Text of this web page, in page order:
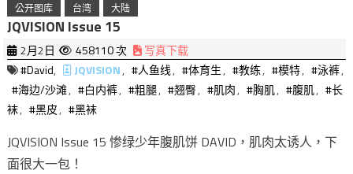
公开图库 台湾 大陆
JQVISION Issue 15
2月2日 458110 次
写真下载
#David, JQVISION, #人鱼线, #体育生, #教练, #模特, #泳裤,
#海边/沙滩, #白内裤, #粗腿, #翘臀, #肌肉, #胸肌, #腹肌, #长
袜, #黑皮, #黑袜
JQVISION Issue 15 惨绿少年腹肌饼 DAVID，肌肉太诱人，下
面很大一包！